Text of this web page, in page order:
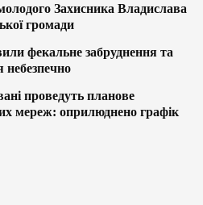
Захисника Владислава
громади
фекальне забруднення та
небезпечно
проведуть планове
мереж: оприлюднено графік